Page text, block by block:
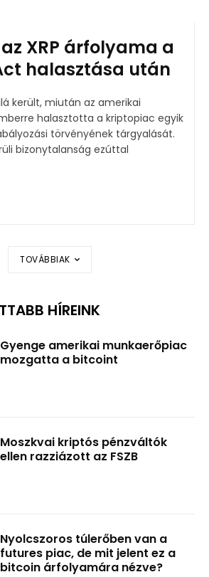
XRP árfolyama a
halasztása után
került, miután az amerikai
halasztotta a kriptopiac egyik
törvényének tárgyalását.
bizonytalanság ezúttal
TOVÁBBIAK
HÍREINK
Gyenge amerikai munkaerőpiac
mozgatta a bitcoint
Moszkvai kriptós pénzváltók
ellen razziázott az FSZB
Nyolcszoros túlerőben van a
futures piac, de mit jelent ez a
bitcoin árfolyamára nézve?